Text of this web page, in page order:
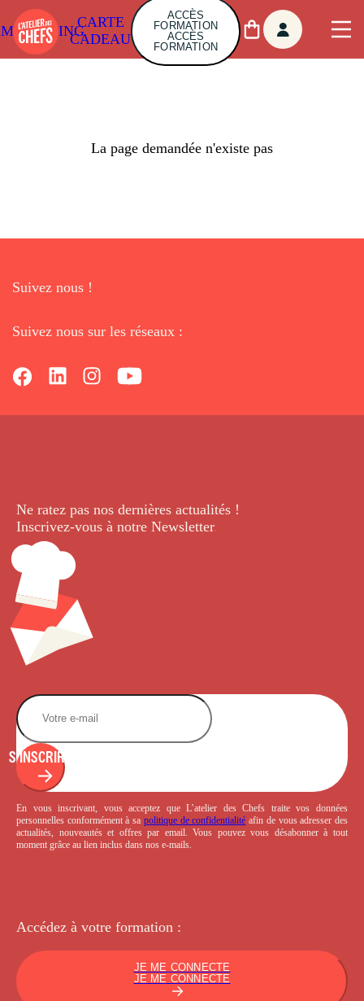
CARTE
CADEAU
ACCÈS
FORMATION
ACCÈS
FORMATION
La page demandée n'existe pas
Suivez nous !
Suivez nous sur les réseaux :
Ne ratez pas nos dernières actualités !
Inscrivez-vous à notre Newsletter.
S'INSCRIRE
En vous inscrivant, vous acceptez que L’atelier des Chefs traite vos données
personnelles conformément à sa politique de confidentialité afin de vous adresser des
actualités, nouveautés et offres par email. Vous pouvez vous désabonner à tout
moment grâce au lien inclus dans nos e-mails.
Accédez à votre formation :
JE ME CONNECTE
JE ME CONNECTE